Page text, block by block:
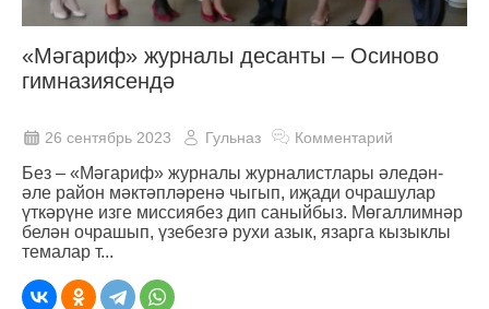
«Мәгариф» журналы десанты – Осиново
гимназиясендә
26 сентябрь 2023 Гульназ Комментарий
Без – «Мәгариф» журналы журналистлары әледән-
әле район мәктәпләренә чыгып, иҗади очрашулар
үткәрүне изге миссиябез дип саныйбыз. Мөгаллимнәр
белән очрашып, үзебезгә рухи азык, язарга кызыклы
темалар т...